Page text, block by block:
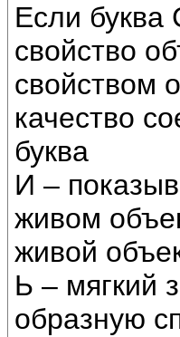
Если буква
свойство
свойством
качество
буква
И –
живом
живой
Ь – мягкий
образную